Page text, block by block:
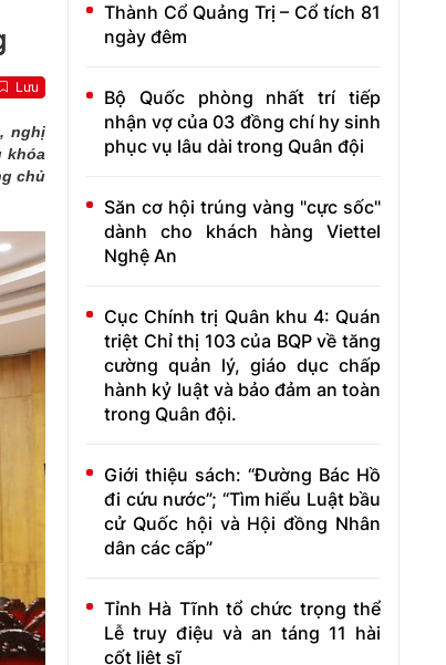
Lưu
nghị
khóa
chủ
Thành Cổ Quảng Trị – Cổ tích 81
ngày đêm
Bộ Quốc phòng nhất trí tiếp
nhận vợ của 03 đồng chí hy sinh
phục vụ lâu dài trong Quân đội
Săn cơ hội trúng vàng "cực sốc"
dành cho khách hàng Viettel
Nghệ An
Cục Chính trị Quân khu 4: Quán
triệt Chỉ thị 103 của BQP về tăng
cường quản lý, giáo dục chấp
hành kỷ luật và bảo đảm an toàn
trong Quân đội.
Giới thiệu sách: “Đường Bác Hồ
đi cứu nước”; “Tìm hiểu Luật bầu
cử Quốc hội và Hội đồng Nhân
dân các cấp”
Tỉnh Hà Tĩnh tổ chức trọng thể
Lễ truy điệu và an táng 11 hài
cốt liệt sĩ